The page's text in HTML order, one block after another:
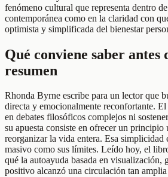
fenómeno cultural que representa dentro
contemporánea como en la claridad con
optimista y simplificada del bienestar
Qué conviene saber antes
resumen
Rhonda Byrne escribe para un lector que
directa y emocionalmente reconfortante.
en debates filosóficos complejos ni
su apuesta consiste en ofrecer un principio
reorganizar la vida entera. Esa simplicidad
masivo como sus límites. Leído hoy, el
qué la autoayuda basada en visualización,
positivo alcanzó una circulación tan